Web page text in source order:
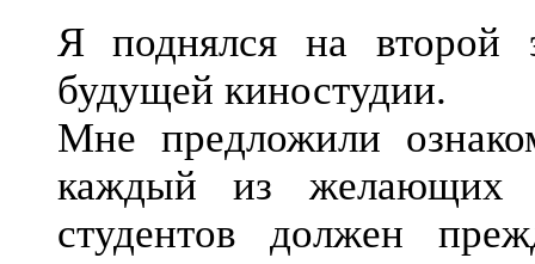
Я поднялся на второй
будущей киностудии.
Мне предложили
каждый из желающих
студентов должен